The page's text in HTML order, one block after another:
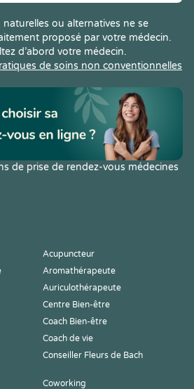
ou alternatives ne se
proposé par votre médecin.
d’abord votre médecin.
de soins non conventionnelles
de prise de rendez-vous médecines
Acupuncteur
Aromathérapeute
Auriculothérapeute
Centre Bien-être
Coach Bien-être
Coach de vie
Conseiller Fleurs de Bach
Coworking